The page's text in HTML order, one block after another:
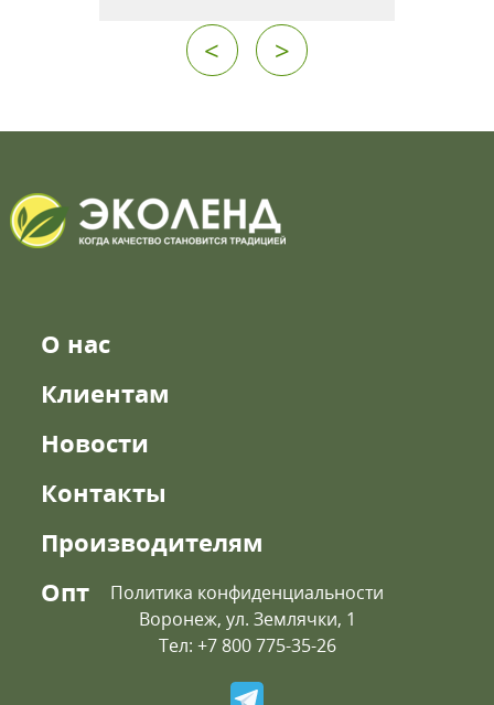
< >
О нас
Клиентам
Новости
Контакты
Производителям
Опт
Политика конфиденциальности
Воронеж, ул. Землячки, 1
Тел: +7 800 775-35-26